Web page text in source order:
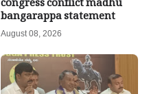
congress conflict madhu
bangarappa statement
August 08, 2026